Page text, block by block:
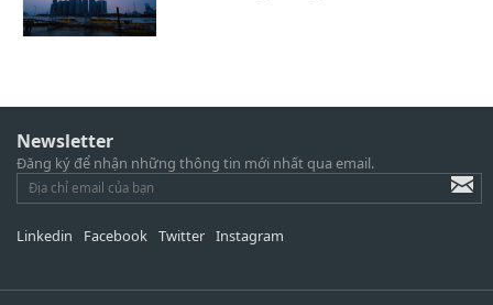
Newsletter
Đăng ký để nhận những thông tin mới nhất qua email.
Linkedin Facebook Twitter Instagram